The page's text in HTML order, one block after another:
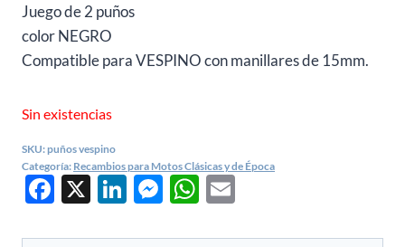
Juego de 2 puños
color NEGRO
Compatible para VESPINO con manillares de 15mm.
Sin existencias
SKU:puños vespino
Categoría: Recambios para Motos Clásicas y de Época
Facebook
X LinkedIn
Messenger
WhatsApp